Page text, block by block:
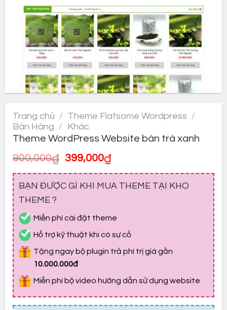
Trang chủ / Theme Flatsome Wordpress /
Bán Hàng / Khác
Theme WordPress Website bán trà xanh
900,000₫ Giá
là:
900,000₫.
399,000₫Giá
là:
BẠN ĐƯỢC GÌ KHI MUA THEME TẠI KHO
THEME ?
Miễn phí cài đặt theme
Hỗ trợ kỹ thuật khi có sự cố
Tặng ngay bộ plugin trả phí trị giá gần
10.000.000đ
Miễn phí bộ video hướng dẫn sử dụng website